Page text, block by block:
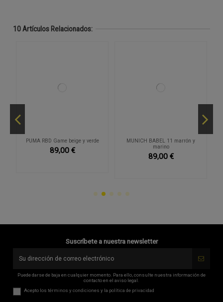
10 Artículos Relacionados:
PUMA RBD Game beige y verde
89,00 €
MUNICH BABEL 11 marrón y
marino
89,00 €
Suscríbete a nuestra newsletter
Puede darse de baja en cualquier momento. Para ello, consulte nuestra información de
contacto en el aviso legal.
Acepto lostérminos y condiciones y la política de privacidad